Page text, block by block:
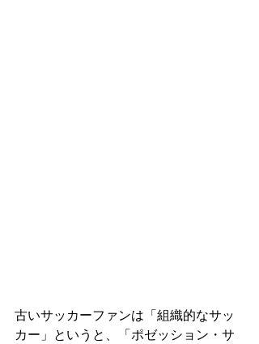
古いサッカーファンは「組織的なサッ
カー」というと、「ポゼッション・サ